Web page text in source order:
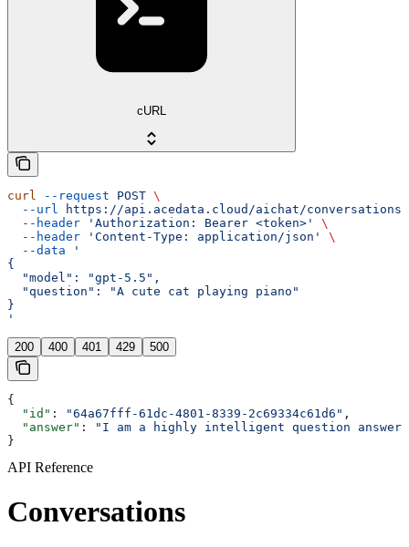
cURL
curl --request POST \
  --url
https://api.acedata.cloud/aichat/conversations
  --header
'Authorization: Bearer <token>'
\
  --header
'Content-Type: application/json'
\
  --data
'
{
  "model": "gpt-5.5",
  "question": "A cute cat playing piano"
}
'
200 400 401 429 500
{
  "id"
: "64a67fff-61dc-4801-8339-2c69334c61d6" ,
  "answer"
:
"I am a highly intelligent question
}
API Reference
Conversations